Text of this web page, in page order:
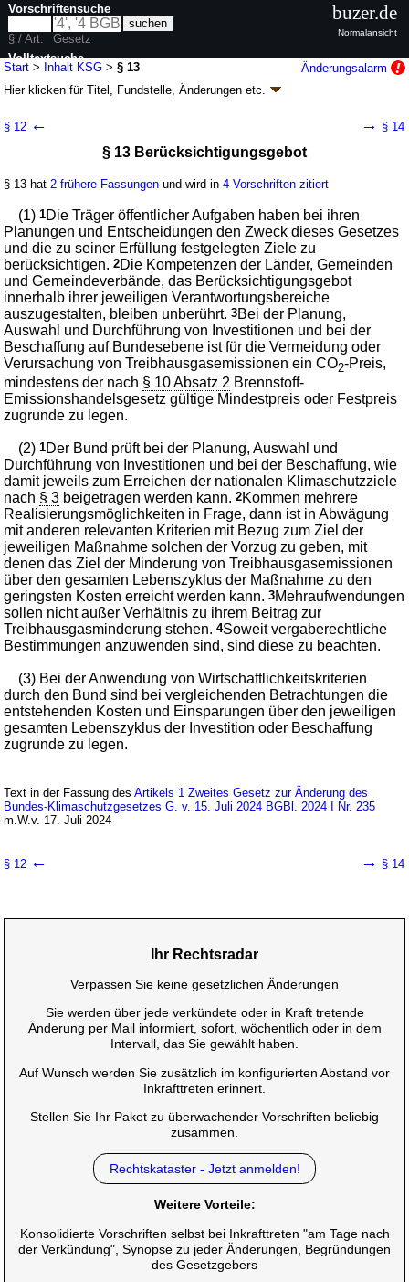
Start > Inhalt KSG >§ 13
Änderungsalarm
Hier klicken fürTitel, Fundstelle, Änderungen etc.
G. v. 15.07.2024BGBl. 2024 I Nr. 235
4 weitere Fassungen | Drucksachen / Entwurf / Begründung
Abschnitt 5 Vorbildfunktion der öffentlichen Hand
§ 12 ← → § 14
§ 13 Berücksichtigungsgebot
§ 13 hat 2 frühere Fassungen und wird in4 Vorschriften zitiert
(1)1Die Träger öffentlicher Aufgaben haben bei ihren
Planungen und Entscheidungen den Zweck dieses Gesetzes
und die zu seiner Erfüllung festgelegten Ziele zu
berücksichtigen.2Die Kompetenzen der Länder, Gemeinden
und Gemeindeverbände, das Berücksichtigungsgebot
innerhalb ihrer jeweiligen Verantwortungsbereiche
auszugestalten, bleiben unberührt.3Bei der Planung,
Auswahl und Durchführung von Investitionen und bei der
Beschaffung auf Bundesebene ist für die Vermeidung oder
Verursachung von Treibhausgasemissionen ein CO2-Preis,
mindestens der nach § 10 Absatz 2 Brennstoff-
Emissionshandelsgesetz gültige Mindestpreis oder Festpreis
zugrunde zu legen.
(2)1Der Bund prüft bei der Planung, Auswahl und
Durchführung von Investitionen und bei der Beschaffung, wie
damit jeweils zum Erreichen der nationalen Klimaschutzziele
nach § 3 beigetragen werden kann.2Kommen mehrere
Realisierungsmöglichkeiten in Frage, dann ist in Abwägung
mit anderen relevanten Kriterien mit Bezug zum Ziel der
jeweiligen Maßnahme solchen der Vorzug zu geben, mit
denen das Ziel der Minderung von Treibhausgasemissionen
über den gesamten Lebenszyklus der Maßnahme zu den
geringsten Kosten erreicht werden kann.3Mehraufwendungen
sollen nicht außer Verhältnis zu ihrem Beitrag zur
Treibhausgasminderung stehen.4Soweit vergaberechtliche
Bestimmungen anzuwenden sind, sind diese zu beachten.
(3) Bei der Anwendung von Wirtschaftlichkeitskriterien
durch den Bund sind bei vergleichenden Betrachtungen die
entstehenden Kosten und Einsparungen über den jeweiligen
gesamten Lebenszyklus der Investition oder Beschaffung
zugrunde zu legen.
Text in der Fassung desArtikels 1 Zweites Gesetz zur Änderung des
Bundes-Klimaschutzgesetzes G. v. 15. Juli 2024 BGBl. 2024 I Nr. 235
m.W.v. 17. Juli 2024
§ 12 ← → § 14
Ihr Rechtsradar
Verpassen Sie keine gesetzlichen Änderungen
Sie werden über jede verkündete oder in Kraft tretende
Änderung per Mail informiert, sofort, wöchentlich oder in dem
Intervall, das Sie gewählt haben.
Auf Wunsch werden Sie zusätzlich im konfigurierten Abstand vor
Inkrafttreten erinnert.
Stellen Sie Ihr Paket zu überwachender Vorschriften beliebig
zusammen.
Rechtskataster - Jetzt anmelden!
Weitere Vorteile:
Konsolidierte Vorschriften selbst bei Inkrafttreten "am Tage nach
der Verkündung", Synopse zu jeder Änderungen, Begründungen
des Gesetzgebers
Vorschriftensuche
§ / Art.
Gesetz
Volltextsuche
nur in KSG
buzer.de
Normalansicht